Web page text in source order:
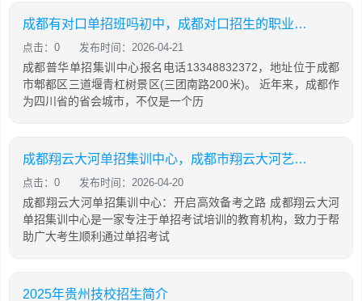
成都有对口单招班吗初中，成都对口招生的职业学院
点击：0 发布时间：2026-04-21
成都普华单招集训中心报名电话13348832372，地址位于成都
市郫都区三道堰青杠树景区(三团南路200米)。 近年来，成都作
为四川省的省会城市，不仅是一个历
成都翔云大河单招集训中心，成都市翔云大河艺术学校2015级毕业演出
点击：0 发布时间：2026-04-20
成都翔云大河单招集训中心：开启高效备考之路 成都翔云大河
单招集训中心是一家专注于单招考试培训的教育机构，致力于帮
助广大考生顺利通过单招考试
2025年贵州技校招生简介